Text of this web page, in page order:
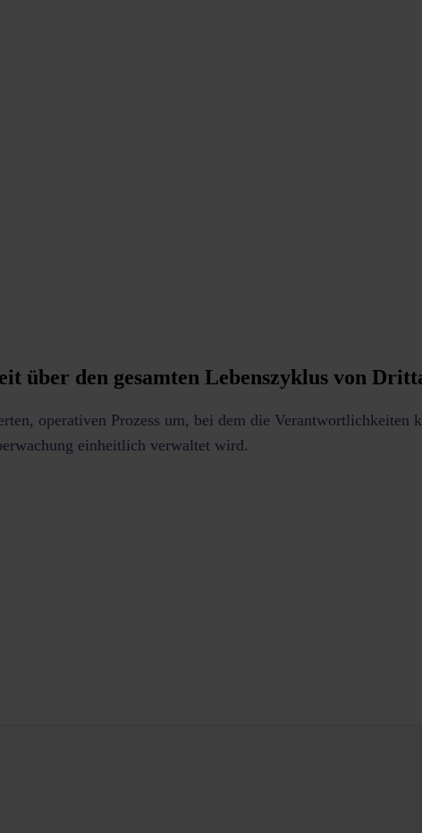
über den gesamten Lebenszyklus von
operativen Prozess um, bei dem die Verantwortlichkeiten
einheitlich verwaltet wird.